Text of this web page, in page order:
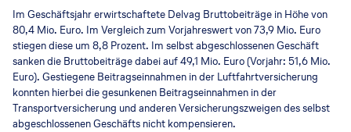
Im Geschäftsjahr erwirtschaftete Delvag Bruttobeiträge in Höhe von
80,4 Mio. Euro. Im Vergleich zum Vorjahreswert von 73,9 Mio. Euro
stiegen diese um 8,8 Prozent. Im selbst abgeschlossenen Geschäft
sanken die Bruttobeiträge dabei auf 49,1 Mio. Euro (Vorjahr: 51,6 Mio.
Euro). Gestiegene Beitragseinnahmen in der Luftfahrtversicherung
konnten hierbei die gesunkenen Beitragseinnahmen in der
Transportversicherung und anderen Versicherungszweigen des selbst
abgeschlossenen Geschäfts nicht kompensieren.